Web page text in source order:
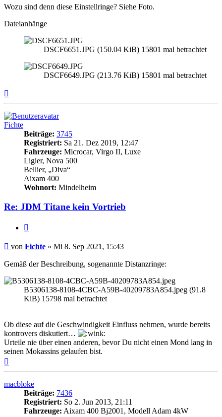
Wozu sind denn diese Einstellringe? Siehe Foto.
Dateianhänge
DSCF6651.JPG (150.04 KiB) 15801 mal betrachtet
DSCF6649.JPG (213.76 KiB) 15801 mal betrachtet
oben
Fichte
Beiträge: 3745
Registriert: Sa 21. Dez 2019, 12:47
Fahrzeuge: Microcar, Virgo II, Luxe
Ligier, Nova 500
Bellier, „Diva“
Aixam 400
Wohnort: Mindelheim
Re: JDM Titane kein Vortrieb
Beitrag
von Fichte » Mi 8. Sep 2021, 15:43
Gemäß der Beschreibung, sogenannte Distanzringe:
B5306138-8108-4CBC-A59B-40209783A854.jpeg (91.8
KiB) 15798 mal betrachtet
Ob diese auf die Geschwindigkeit Einfluss nehmen, wurde bereits
kontrovers diskutiert…
Urteile nie über einen anderen, bevor Du nicht einen Mond lang in
seinen Mokassins gelaufen bist.
macbloke
Beiträge: 7436
Registriert: So 2. Jun 2013, 21:11
Fahrzeuge: Aixam 400 Bj2001, Modell Adam 4kW